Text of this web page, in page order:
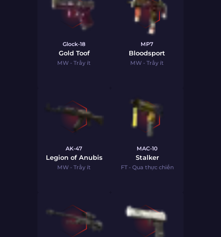
Glock-18
Gold Toof
MW - Trầy ít
MP7
Bloodsport
MW - Trầy ít
AK-47
Legion of Anubis
MW - Trầy ít
MAC-10
Stalker
FT - Qua thực chiến